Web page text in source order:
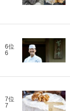
6位
6
7位
7